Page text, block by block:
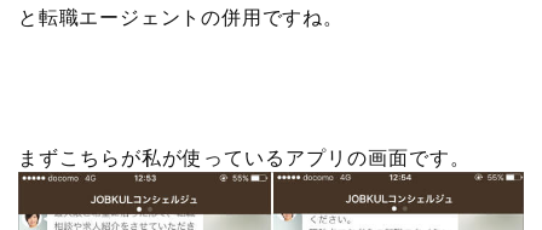
と転職エージェントの併用ですね。
まずこちらが私が使っているアプリの画面です。